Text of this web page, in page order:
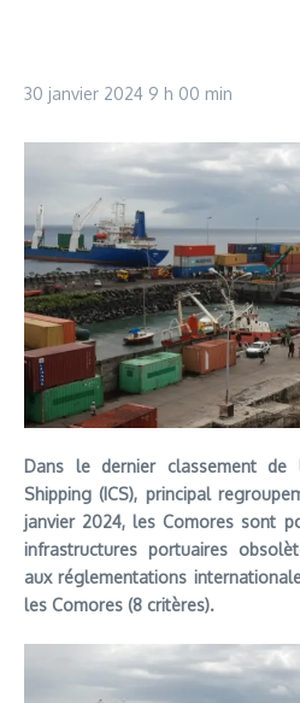
30 janvier 2024 9 h 00 min
Dans le dernier classement de
Shipping (ICS), principal
janvier 2024, les Comores sont
infrastructures portuaires
aux réglementations
les Comores (8 critères).